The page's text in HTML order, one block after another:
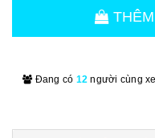
Đang có 12 người cùng